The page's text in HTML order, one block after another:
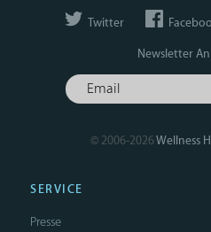
Twitter
Newsletter
© 2006-2026Wellness
SERVICE
Presse